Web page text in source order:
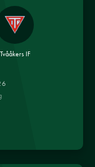
Tvååkers IF